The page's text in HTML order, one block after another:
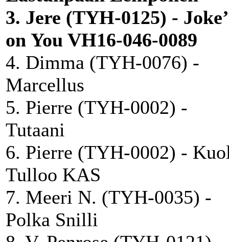
3. Jere (TYH-0125) -
on You VH16-046-0089
4. Dimma (TYH-0076) -
Marcellus
5. Pierre (TYH-0002) -
Tutaani
6. Pierre (TYH-0002) -
Tulloo KAS
7. Meeri N. (TYH-0035) -
Polka Snilli